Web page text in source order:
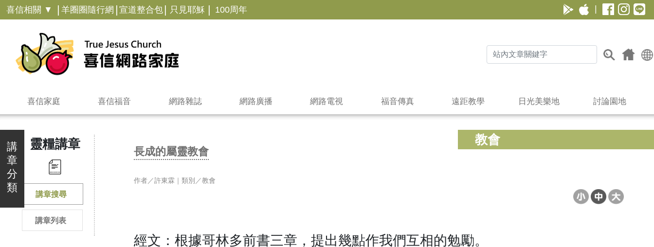
喜信相關 ▼ | 羊圈圈隨行網 | 宣道整合包 | 只見耶穌 | 100周年
喜信家庭 喜信福音 網路雜誌 網路廣播 網路電視 福音傳真 遠距教學 日光美樂地 討論園地
教會
講
章
分
類
靈糧講章
講章搜尋
講章列表
長成的屬靈教會
作者／許東霖｜類別／教會
經文：根據哥林多前書三章，提出幾點作我們互相的勉勵。